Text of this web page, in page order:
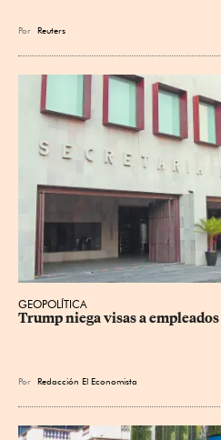
Por Reuters
GEOPOLÍTICA
Trump niega visas a
Por Redacción El Economista